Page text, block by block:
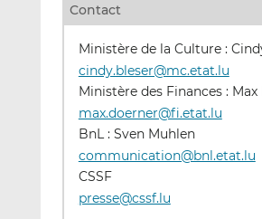
Contact
Ministère de la Culture :
cindy.bleser@mc.etat.lu
Ministère des Finances :
max.doerner@fi.etat.lu
BnL : Sven Muhlen
communication@bnl.etat.lu
CSSF
presse@cssf.lu